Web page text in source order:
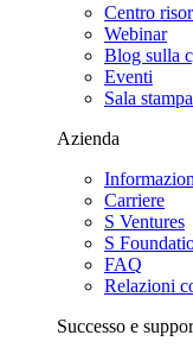
Centro
Webinar
Blog sulla
Eventi
Sala stampa
Azienda
Carriere
S Ventures
S
FAQ
Relazioni
Successo e